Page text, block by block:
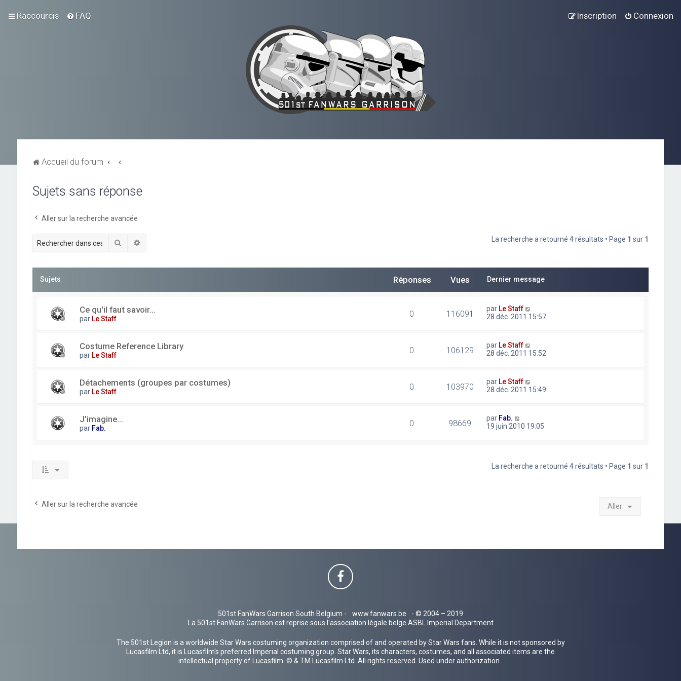
Raccourcis FAQ Connexion
Inscription
Accueil du forum
Sujets sans réponse
Aller sur la recherche avancée
Rechercher La recherche a retourné 4 résultats • Page 1 sur 1
Sujets Réponses Vues Dernier message
Ce qu'il faut savoir...
par Le Staff 0 116091 par Le Staff
28 déc. 2011 15:57
Costume Reference Library
par Le Staff 0 106129 par Le Staff
28 déc. 2011 15:52
Détachements (groupes par costumes)
par Le Staff 0 103970 par Le Staff
28 déc. 2011 15:49
J'imagine...
par Fab. 0 98669 par Fab.
19 juin 2010 19:05
La recherche a retourné 4 résultats • Page 1 sur 1
Aller sur la recherche avancée Aller
501st FanWars Garrison South Belgium - www.fanwars.be
- © 2004 – 2019
La 501st FanWars Garrison est reprise sous l'association légale belge ASBL Imperial Department
The 501st Legion is a worldwide Star Wars costuming organization comprised of and operated by Star Wars fans. While it is not sponsored by
Lucasfilm Ltd, it is Lucasfilm's preferred Imperial costuming group. Star Wars, its characters, costumes, and all associated items are the
intellectual property of Lucasfilm. © & TM Lucasfilm Ltd. All rights reserved. Used under authorization..